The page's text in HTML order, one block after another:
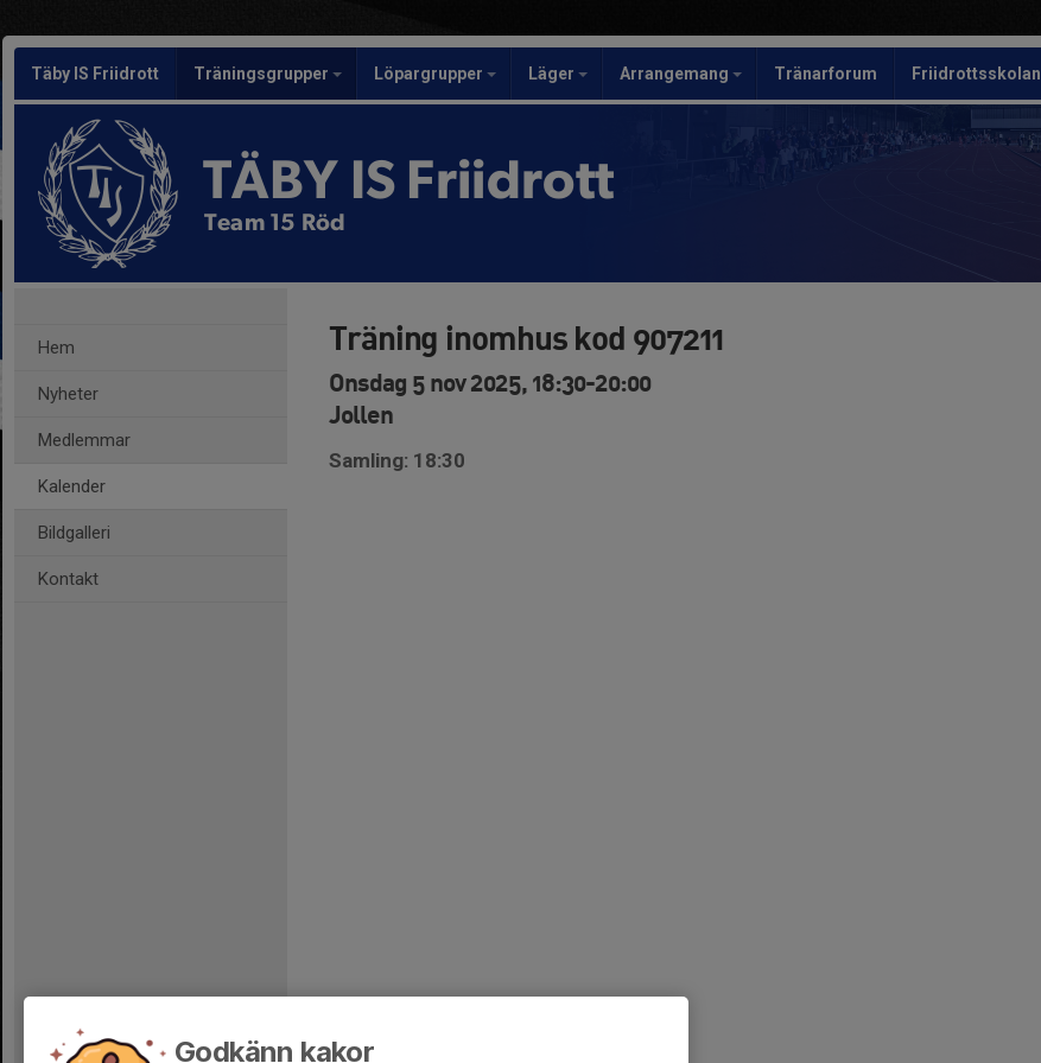
Täby IS Friidrott Träningsgrupper Löpargrupper Läger Arrangemang Tränarforum Friidrottsskolan
TÄBY IS Friidrott
Team 15 Röd
Hem
Nyheter
Medlemmar
Kalender
Bildgalleri
Kontakt
Träning inomhus kod 907211
Onsdag 5 nov 2025, 18:30-20:00
Jollen
Samling: 18:30
Godkänn kakor